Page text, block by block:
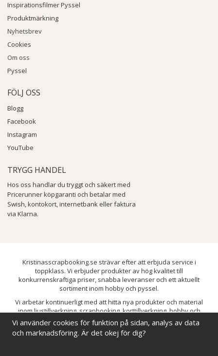
Inspirationsfilmer Pyssel
Produktmärkning
Nyhetsbrev
Cookies
Om oss
Pyssel
FÖLJ OSS
Blogg
Facebook
Instagram
YouTube
TRYGG HANDEL
Hos oss handlar du tryggt och säkert med
Pricerunner köpgaranti och betalar med
Swish, kontokort, internetbank eller faktura
via Klarna.
Kristinasscrapbooking.se strävar efter att erbjuda service i
toppklass. Vi erbjuder produkter av hög kvalitet till
konkurrenskraftiga priser, snabba leveranser och ett aktuellt
sortiment inom hobby och pyssel.
Vi arbetar kontinuerligt med att hitta nya produkter och material
inom ljustillverkning, scrapbooking, korttillverkning, hobby och
pyssel. Målet är att bredda sortimentet och löpande förbättra och
utveckla vårt utbud, så att du alltid kan hitta det du behöver hos oss.
Vi använder cookies för funktion på sidan, analys av data
och marknadsföring. Är det okej för dig?